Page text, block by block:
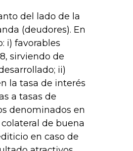
del lado de la
(deudores). En
i) favorables
sirviendo de
ii)
la tasa de interés
a tasas de
denominados en
de buena
en caso de